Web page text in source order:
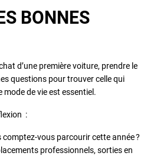
BONNES
d’une première voiture, prendre le
questions pour trouver celle qui
de vie est essentiel.
:
comptez-vous parcourir cette année ?
professionnels, sorties en